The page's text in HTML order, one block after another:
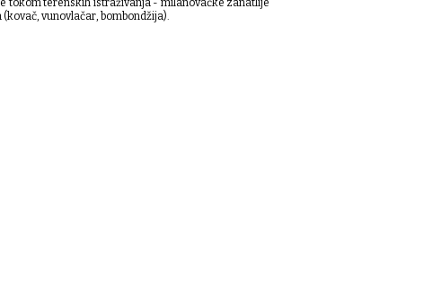
tokom terenskih istraživanja - milanovačke zanatlije
vunovlačar, bombondžija).